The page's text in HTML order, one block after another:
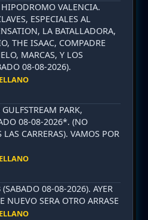
VALENCIA.
ESPECIALES AL
LA BATALLADORA,
THE ISAAC, COMPADRE
MARCAS, Y LOS
08-08-2026).
PARK,
08-08-2026*. (NO
CARRERAS). VAMOS POR
08-08-2026). AYER
NUEVO SERA OTRO ARRASE